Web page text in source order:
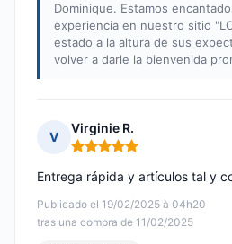
Dominique. Estamos
experiencia en nuestro sitio
estado a la altura de sus
volver a darle la bienvenida
V
Virginie R.
Nota: 5 de 5
Publicado el 19/02/2025 à 04h20
tras una compra de 11/02/2025
Entrega rápida y artículos tal y